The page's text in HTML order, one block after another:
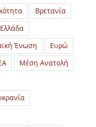
Βρετανία
Ελλάδα
Ένωση
Ευρώ
Μέση Ανατολή